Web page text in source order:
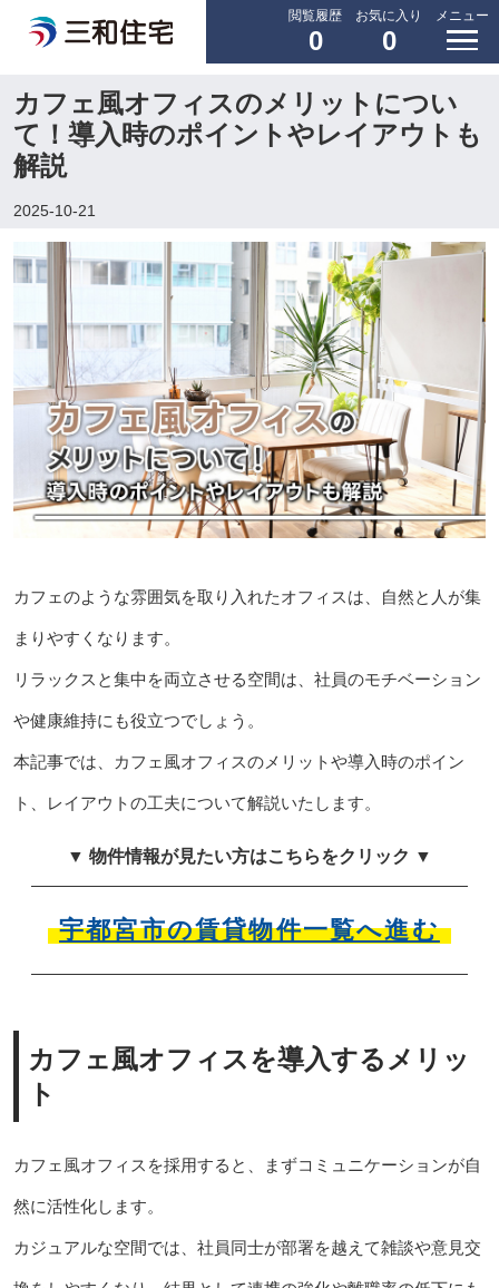
閲覧履歴
0
お気に入り
0
メニュー
カフェ風オフィスのメリットについ
て！導入時のポイントやレイアウトも
解説
2025-10-21
カフェのような雰囲気を取り入れたオフィスは、自然と人が集
まりやすくなります。
リラックスと集中を両立させる空間は、社員のモチベーション
や健康維持にも役立つでしょう。
本記事では、カフェ風オフィスのメリットや導入時のポイン
ト、レイアウトの工夫について解説いたします。
▼ 物件情報が見たい方はこちらをクリック ▼
宇都宮市の賃貸物件一覧へ進む
カフェ風オフィスを導入するメリッ
ト
カフェ風オフィスを採用すると、まずコミュニケーションが自
然に活性化します。
カジュアルな空間では、社員同士が部署を越えて雑談や意見交